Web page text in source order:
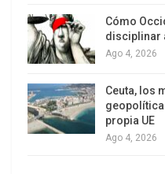
Los latinos le van dando la
Cómo
disciplinar
Ago 4, 2026
Ceuta, los
propia UE
Ago 4, 2026